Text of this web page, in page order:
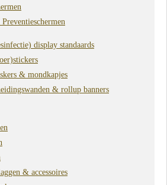
display standaards
& mondkapjes
& rollup banners
& accessoires